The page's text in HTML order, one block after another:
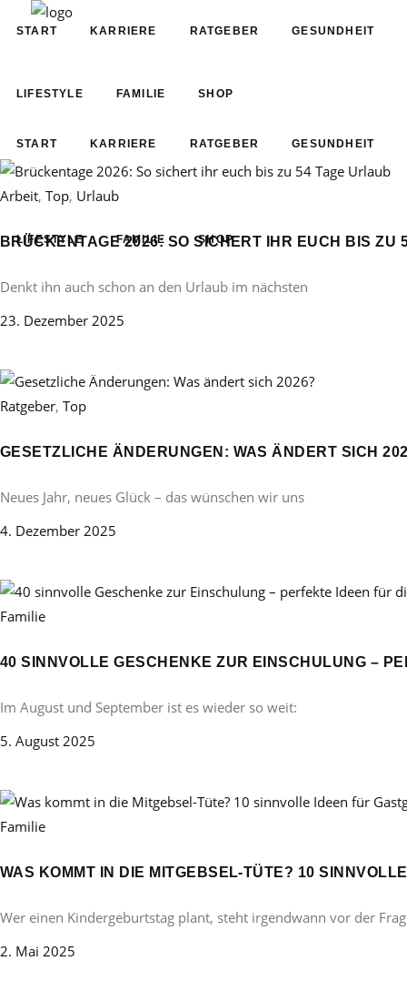
START KARRIERE RATGEBER GESUNDHEIT
LIFESTYLE FAMILIE SHOP
START KARRIERE RATGEBER GESUNDHEIT
LIFESTYLE FAMILIE SHOP
Arbeit, Top, Urlaub
BRÜCKENTAGE 2026: SO SICHERT IHR EUCH BIS ZU
Denkt ihn auch schon an den Urlaub im nächsten
23. Dezember 2025
Ratgeber, Top
GESETZLICHE ÄNDERUNGEN: WAS ÄNDERT SICH
Neues Jahr, neues Glück – das wünschen wir uns
4. Dezember 2025
Familie
40 SINNVOLLE GESCHENKE ZUR EINSCHULUNG –
Im August und September ist es wieder so weit:
5. August 2025
Familie
WAS KOMMT IN DIE MITGEBSEL-TÜTE? 10
Wer einen Kindergeburtstag plant, steht irgendwann vor der
2. Mai 2025